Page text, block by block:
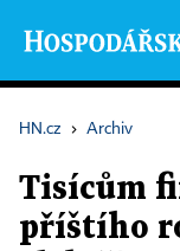
HN.cz › Archiv
Tisícům
příštího